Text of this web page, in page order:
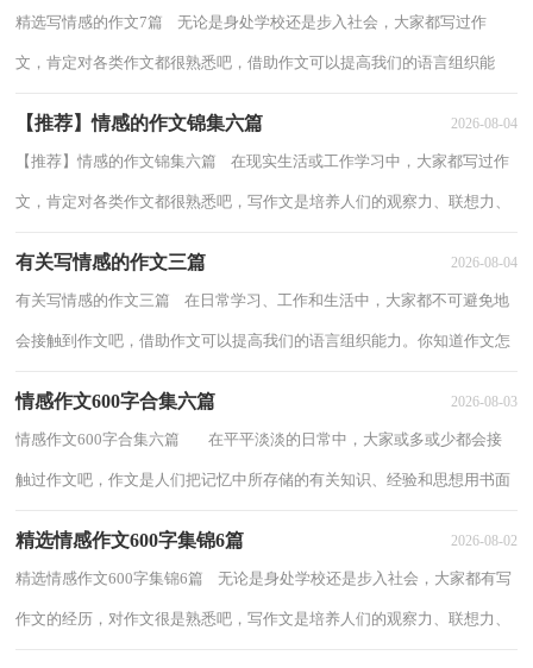
精选写情感的作文7篇 无论是身处学校还是步入社会，大家都写过作
文，肯定对各类作文都很熟悉吧，借助作文可以提高我们的语言组织能
【推荐】情感的作文锦集六篇 2026-08-04
【推荐】情感的作文锦集六篇 在现实生活或工作学习中，大家都写过作
文，肯定对各类作文都很熟悉吧，写作文是培养人们的观察力、联想力、
有关写情感的作文三篇 2026-08-04
有关写情感的作文三篇 在日常学习、工作和生活中，大家都不可避免地
会接触到作文吧，借助作文可以提高我们的语言组织能力。你知道作文怎
情感作文600字合集六篇 2026-08-03
情感作文600字合集六篇 在平平淡淡的日常中，大家或多或少都会接
触过作文吧，作文是人们把记忆中所存储的有关知识、经验和思想用书面
精选情感作文600字集锦6篇 2026-08-02
精选情感作文600字集锦6篇 无论是身处学校还是步入社会，大家都有写
作文的经历，对作文很是熟悉吧，写作文是培养人们的观察力、联想力、